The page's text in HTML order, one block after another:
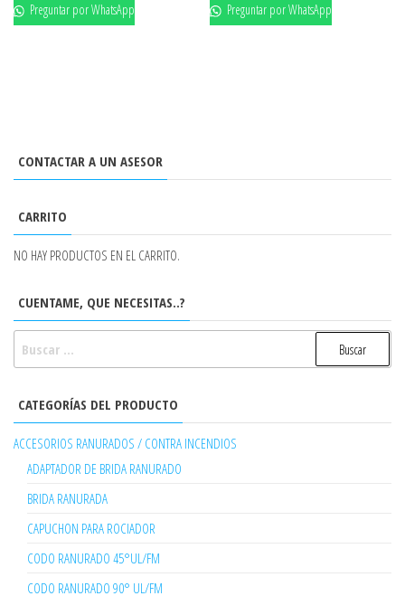
Preguntar por WhatsApp Preguntar por WhatsApp
CONTACTAR A UN ASESOR
CARRITO
NO HAY PRODUCTOS EN EL CARRITO.
CUENTAME, QUE NECESITAS..?
CATEGORÍAS DEL PRODUCTO
ACCESORIOS RANURADOS / CONTRA INCENDIOS
ADAPTADOR DE BRIDA RANURADO
BRIDA RANURADA
CAPUCHON PARA ROCIADOR
CODO RANURADO 45°UL/FM
CODO RANURADO 90° UL/FM